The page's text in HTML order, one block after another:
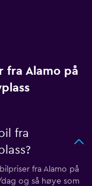
fra Alamo på
fra
fra Alamo på
dag og så høye som